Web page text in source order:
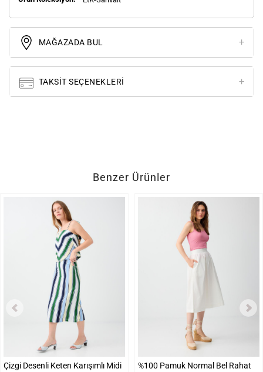
MAĞAZADA BUL
TAKSIT SEÇENEKLERI
Benzer Ürünler
Çizgi Desenli Keten Karışımlı Midi
%100 Pamuk Normal Bel Rahat